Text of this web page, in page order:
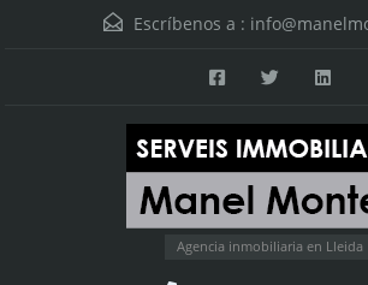
Escríbenos a :
Agencia inmobiliaria en Lleida